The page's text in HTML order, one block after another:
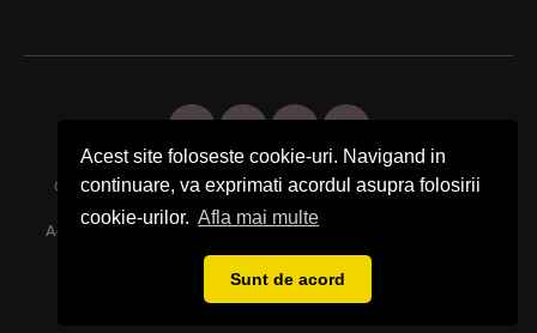
Acest site foloseste cookie-uri. Navigand in
continuare, va exprimati acordul asupra folosirii
cookie-urilor. Afla mai multe
Sunt de acord
© 2026 Femme Boutique - Descopera. Cumpara. Exprima-ti stilul.
Acest site foloseste cookie-uri. Navigand in continuare, va exprimati
acordul asupra folosirii cookie-urilor.Afla mai multe